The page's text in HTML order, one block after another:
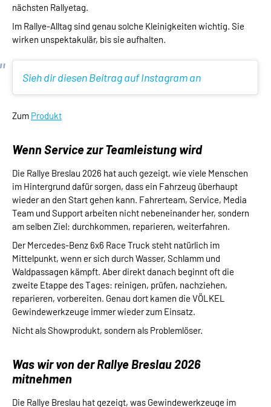
nächsten Rallyetag.
Im Rallye-Alltag sind genau solche Kleinigkeiten wichtig. Sie
wirken unspektakulär, bis sie aufhalten.
Sieh dir diesen Beitrag auf Instagram an
Zum Produkt
Wenn Service zur Teamleistung wird
Die Rallye Breslau 2026 hat auch gezeigt, wie viele Menschen
im Hintergrund dafür sorgen, dass ein Fahrzeug überhaupt
wieder an den Start gehen kann. Fahrerteam, Service, Media
Team und Support arbeiten nicht nebeneinander her, sondern
am selben Ziel: durchkommen, reparieren, weiterfahren.
Der Mercedes-Benz 6x6 Race Truck steht natürlich im
Mittelpunkt, wenn er sich durch Wasser, Schlamm und
Waldpassagen kämpft. Aber direkt danach beginnt oft die
zweite Etappe des Tages: reinigen, prüfen, nachziehen,
reparieren, vorbereiten. Genau dort kamen die VÖLKEL
Gewindewerkzeuge immer wieder zum Einsatz.
Nicht als Showprodukt, sondern als Problemlöser.
Was wir von der Rallye Breslau 2026
mitnehmen
Die Rallye Breslau hat gezeigt, was Gewindewerkzeuge im